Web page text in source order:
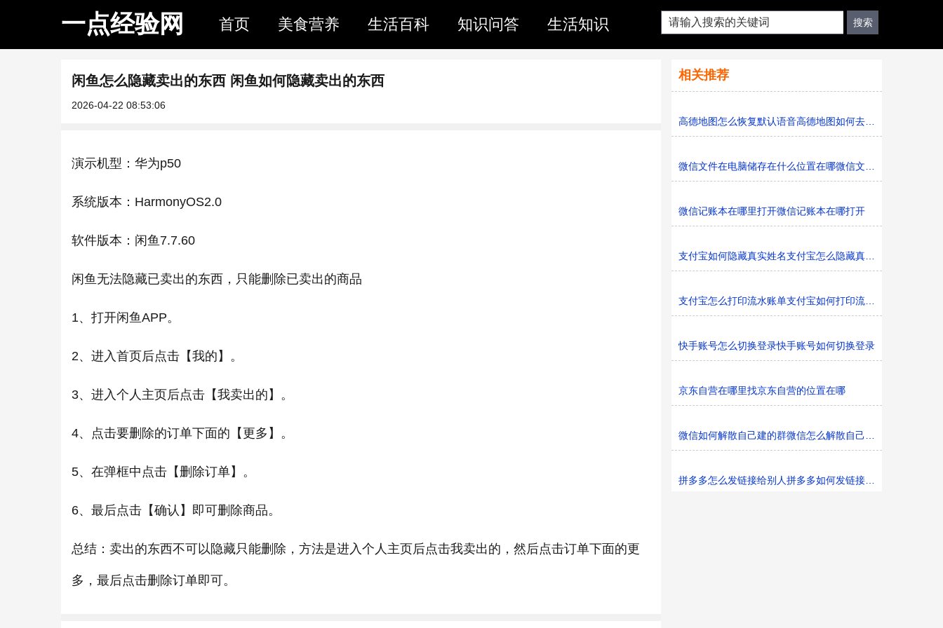
一点经验网 首页 美食营养 生活百科 知识问答 生活知识
闲鱼怎么隐藏卖出的东西 闲鱼如何隐藏卖出的东西
2026-04-22 08:53:06
演示机型：华为p50
系统版本：HarmonyOS2.0
软件版本：闲鱼7.7.60
闲鱼无法隐藏已卖出的东西，只能删除已卖出的商品
1、打开闲鱼APP。
2、进入首页后点击【我的】。
3、进入个人主页后点击【我卖出的】。
4、点击要删除的订单下面的【更多】。
5、在弹框中点击【删除订单】。
6、最后点击【确认】即可删除商品。
总结：卖出的东西不可以隐藏只能删除，方法是进入个人主页后点击我卖出的，然后点击订单下面的更
多，最后点击删除订单即可。
相关推荐
高德地图怎么恢复默认语音高德地图如何去恢复默认语音
微信文件在电脑储存在什么位置在哪微信文件在电脑储存在
微信记账本在哪里打开微信记账本在哪打开
支付宝如何隐藏真实姓名支付宝怎么隐藏真实姓名
支付宝怎么打印流水账单支付宝如何打印流水账单
快手账号怎么切换登录快手账号如何切换登录
京东自营在哪里找京东自营的位置在哪
微信如何解散自己建的群微信怎么解散自己建的群
拼多多怎么发链接给别人拼多多如何发链接给别人